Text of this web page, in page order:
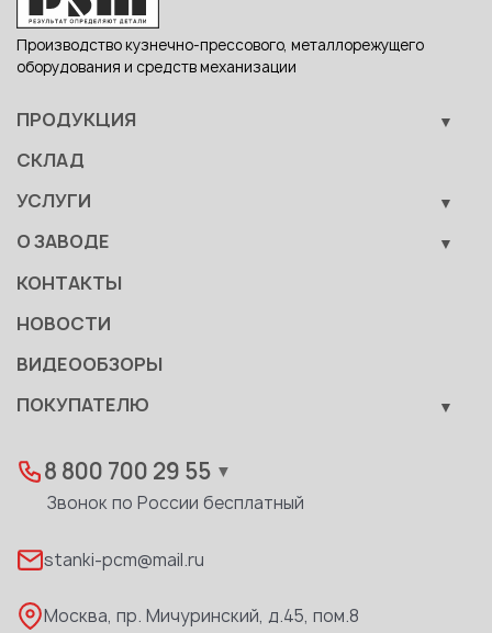
8 800 700 29 55 ▼
Звонок по России бесплатный
stanki-pcm@mail.ru
Москва, пр. Мичуринский, д.45, пом.8
Производство кузнечно-прессового, металлорежущего
оборудования и средств механизации
ПРОДУКЦИЯ
Вспомогательные средства механизации
СКЛАД
УСЛУГИ
О ЗАВОДЕ
Документы
Качество
Развитие
КОНТАКТЫ
НОВОСТИ
ВИДЕООБЗОРЫ
ПОКУПАТЕЛЮ
Дилеры
Доставка
Каталог PDF